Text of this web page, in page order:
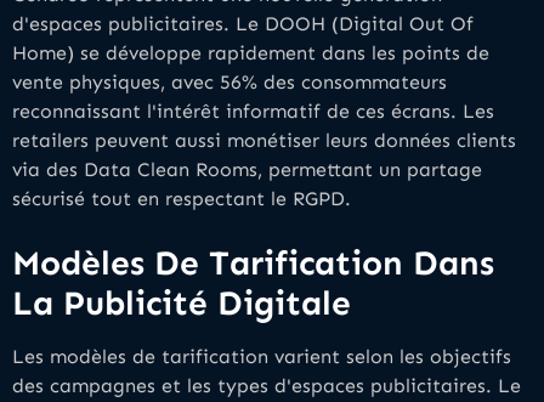
d'espaces publicitaires. Le DOOH (Digital Out Of
Home) se développe rapidement dans les points de
vente physiques, avec 56% des consommateurs
reconnaissant l'intérêt informatif de ces écrans. Les
retailers peuvent aussi monétiser leurs données clients
via des Data Clean Rooms, permettant un partage
sécurisé tout en respectant le RGPD.
Modèles De Tarification Dans
La Publicité Digitale
Les modèles de tarification varient selon les objectifs
des campagnes et les types d'espaces publicitaires. Le